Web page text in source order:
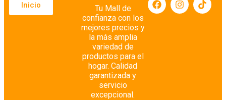
Inicio
Tu Mall de
confianza con los
mejores precios y
la más amplia
variedad de
productos para el
hogar. Calidad
garantizada y
servicio
excepcional.